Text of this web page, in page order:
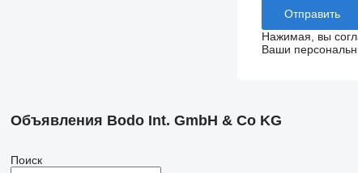
Нажимая, вы
Ваши
Объявления Bodo Int. GmbH & Co KG
Поиск